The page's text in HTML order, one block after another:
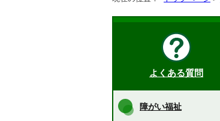
よくある質問
障がい福祉